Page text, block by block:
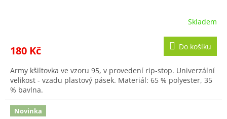
Skladem
180 Kč Do košíku
Army kšiltovka ve vzoru 95, v provedení rip-stop. Univerzální
velikost - vzadu plastový pásek. Materiál: 65 % polyester, 35
% bavlna.
Novinka